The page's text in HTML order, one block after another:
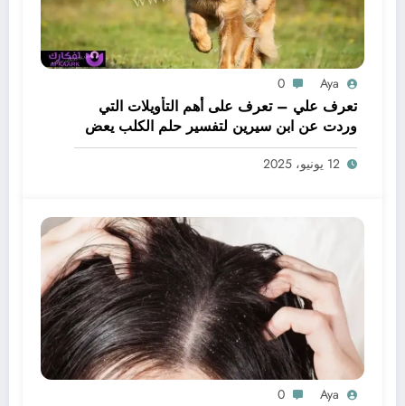
Aya
0
تعرف علي – تعرف على أهم التأويلات التي
وردت عن ابن سيرين لتفسير حلم الكلب يعض
يدي – بالتفصيل
12 يونيو، 2025
Aya
0